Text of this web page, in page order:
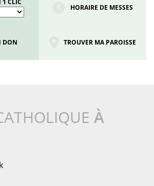
1 CLIC
HORAIRE DE MESSES
DON TROUVER MA PAROISSE
À